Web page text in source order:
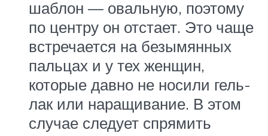
шаблон — овальную, поэтому
по центру он отстает. Это чаще
встречается на безымянных
пальцах и у тех женщин,
которые давно не носили гель-
лак или наращивание. В этом
случае следует спрямить